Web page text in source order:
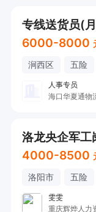
专线送货员(
6000-8000
涧西区 五险
人事专员
海口华夏通物
4000-8500
洛阳市 五险
雯雯
重庆辉烨人力